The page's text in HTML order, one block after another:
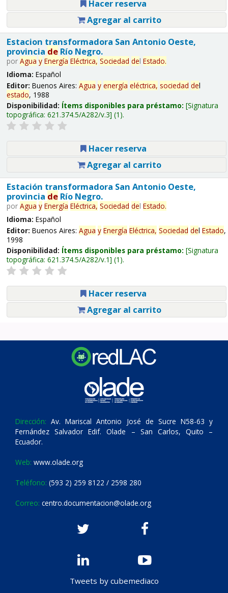
Hacer reserva
Agregar al carrito
Estacion transformadora San Antonio Oeste,
provincia deRío Negro.
por Agua y Energía Eléctrica, Sociedad del Estado.
Idioma: Español
Editor: Buenos Aires: Agua y energía eléctrica, sociedad del
estado, 1988
Disponibilidad: Ítems disponibles para préstamo: Signatura
topográfica: 621.374.5/A282/v.3 (1).
Hacer reserva
Agregar al carrito
Estación transformadora San Antonio Oeste,
provincia deRío Negro.
por Agua y Energía Eléctrica, Sociedad del Estado.
Idioma: Español
Editor: Buenos Aires: Agua y Energía Eléctrica, Sociedad del Estado,
1998
Disponibilidad: Ítems disponibles para préstamo: Signatura
topográfica: 621.374.5/A282/v.1 (1).
Hacer reserva
Agregar al carrito
Dirección: Av. Mariscal Antonio José de Sucre N58-63 y
Fernández Salvador Edif. Olade – San Carlos, Quito –
Ecuador.
Web: www.olade.org
Teléfono: (593 2) 259 8122 / 2598 280
Correo: centro.documentacion@olade.org
Tweets by cubemediaco